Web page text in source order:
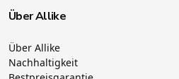
Über Allike
Über Allike
Nachhaltigkeit